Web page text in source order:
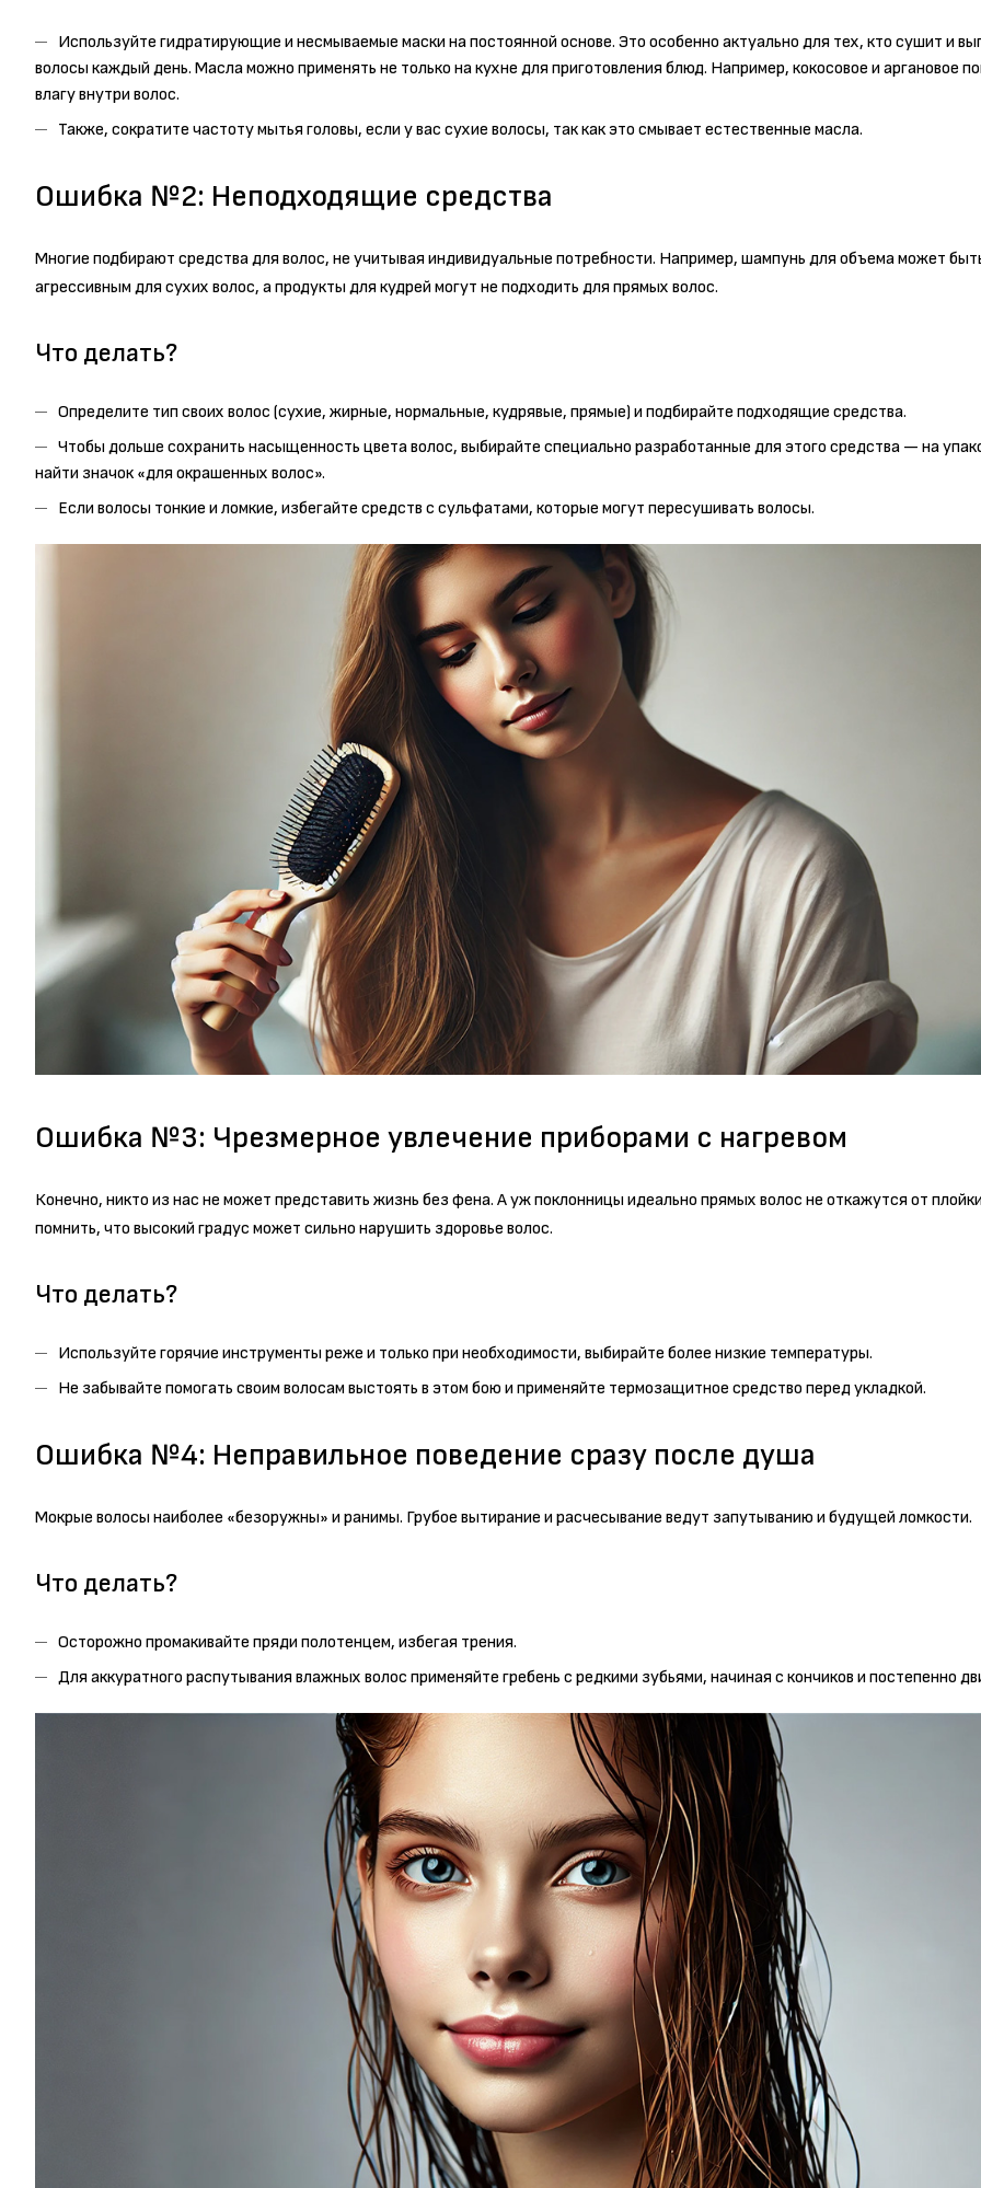
Используйте гидратирующие и несмываемые маски на постоянной основе. Это особенно актуально для тех, кто сушит и
волосы каждый день. Масла можно применять не только на кухне для приготовления блюд. Например, кокосовое и аргановое
влагу внутри волос.
Также, сократите частоту мытья головы, если у вас сухие волосы, так как это смывает естественные масла.
Ошибка №2: Неподходящие средства
Многие подбирают средства для волос, не учитывая индивидуальные потребности. Например, шампунь для объема может
агрессивным для сухих волос, а продукты для кудрей могут не подходить для прямых волос.
Что делать?
Определите тип своих волос (сухие, жирные, нормальные, кудрявые, прямые) и подбирайте подходящие средства.
Чтобы дольше сохранить насыщенность цвета волос, выбирайте специально разработанные для этого средства — на
найти значок «для окрашенных волос».
Если волосы тонкие и ломкие, избегайте средств с сульфатами, которые могут пересушивать волосы.
Ошибка №3: Чрезмерное увлечение приборами с нагревом
Конечно, никто из нас не может представить жизнь без фена. А уж поклонницы идеально прямых волос не откажутся от
помнить, что высокий градус может сильно нарушить здоровье волос.
Что делать?
Используйте горячие инструменты реже и только при необходимости, выбирайте более низкие температуры.
Не забывайте помогать своим волосам выстоять в этом бою и применяйте термозащитное средство перед укладкой.
Ошибка №4: Неправильное поведение сразу после душа
Мокрые волосы наиболее «безоружны» и ранимы. Грубое вытирание и расчесывание ведут запутыванию и будущей ломкости.
Что делать?
Осторожно промакивайте пряди полотенцем, избегая трения.
Для аккуратного распутывания влажных волос применяйте гребень с редкими зубьями, начиная с кончиков и постепенно